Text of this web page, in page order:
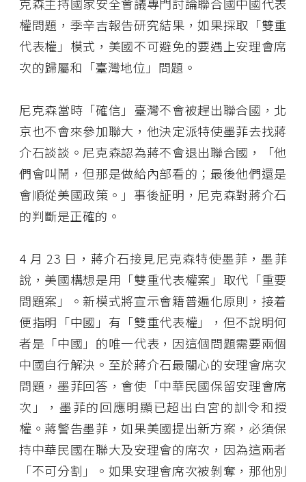
克森主持國家安全會議專門討論聯合國中國代表
權問題，季辛吉報告研究結果，如果採取「雙重
代表權」模式，美國不可避免的要遇上安理會席
次的歸屬和「臺灣地位」問題。
尼克森當時「確信」臺灣不會被趕出聯合國，北
京也不會來參加聯大，他決定派特使墨菲去找蔣
介石談談。尼克森認為蔣不會退出聯合國，「他
們會叫鬧，但那是做給內部看的；最後他們還是
會順從美國政策。」事後証明，尼克森對蔣介石
的判斷是正確的。
4 月 23 日，蔣介石接見尼克森特使墨菲，墨菲
說，美國構想是用「雙重代表權案」取代「重要
問題案」。新模式將宣示會籍普遍化原則，接着
便指明「中國」有「雙重代表權」，但不說明何
者是「中國」的唯一代表，因這個問題需要兩個
中國自行解決。至於蔣介石最關心的安理會席次
問題，墨菲回答，會使「中華民國保留安理會席
次」，墨菲的回應明顯已超出白宮的訓令和授
權。蔣警告墨菲，如果美國提出新方案，必須保
持中華民國在聯大及安理會的席次，因為這兩者
「不可分割」。如果安理會席次被剝奪，那他別